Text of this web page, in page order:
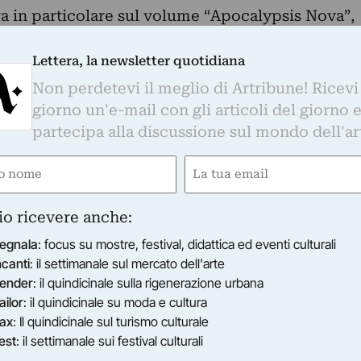
in particolare sul volume “Apocalypsis Nova”,
Silva nel luogo del martirio dell’apostolo
oggi parte della Real Academia de
sarà mostrato in alcune preziose copie
uno spaventoso cambiamento dei tempi e
visioni profetiche. Prendendo ispirazione dalle
nata nel tardo Quattrocento, Garcia struttura
fatta di corpi e voci, di persone e di libri, che si
della città, collegando gli spazi della
spagnola.
dell’installazione presso il Salone
Casanatense e introduzione di Dora Garcia.
al progetto da parte dell’artista e
del Bramante, Real Academia de
Lettera, la newsletter quotidiana
Non perdetevi il meglio di Artribune!
giorno un'e-mail con gli articoli del giorno
partecipa alla discussione sul mondo
Email
ricevere anche:
: focus su mostre, festival, didattica ed eventi culturali
: il settimanale sul mercato dell'arte
: il quindicinale sulla rigenerazione urbana
: il quindicinale su moda e cultura
: Il quindicinale sul turismo culturale
: il settimanale sui festival culturali